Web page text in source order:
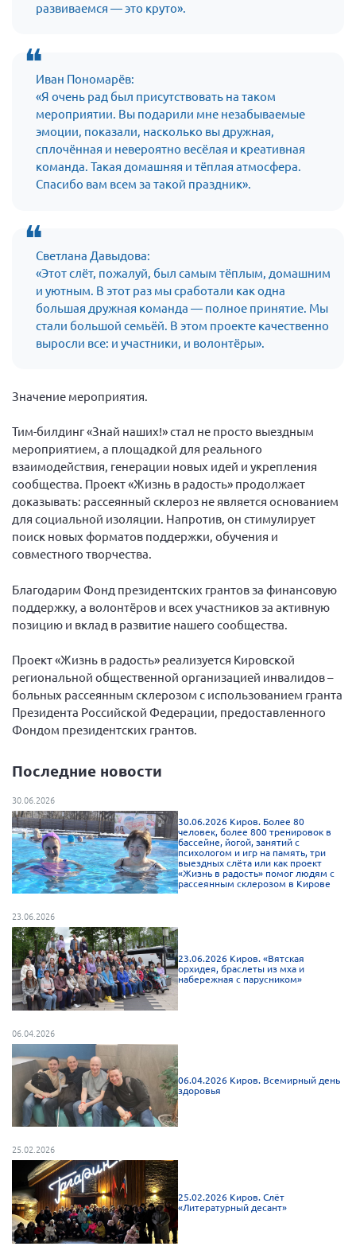
Мурманская область
Новосибирская область
Омская область
Оренбургская область
Пензенская область
Республика Башкортостан
Республика Калмыкия
Республика Хакасия
Ростовская область
г. Санкт-Петербург
Самарская область СОРС
Самарская область ПРИЗМА
Самарская область СГОРС
Свердловская область
Смоленская область
Ставропольский край
Сахалинская область
Тульская область
Ульяновская область
Челябинская область
Ярославская область
развиваемся — это круто».
Иван Пономарёв:
«Я очень рад был присутствовать на таком
мероприятии. Вы подарили мне незабываемые
эмоции, показали, насколько вы дружная,
сплочённая и невероятно весёлая и креативная
команда. Такая домашняя и тёплая атмосфера.
Спасибо вам всем за такой праздник».
Светлана Давыдова:
«Этот слёт, пожалуй, был самым тёплым, домашним
и уютным. В этот раз мы сработали как одна
большая дружная команда — полное принятие. Мы
стали большой семьёй. В этом проекте качественно
выросли все: и участники, и волонтёры».
Значение мероприятия.
Тим-билдинг «Знай наших!» стал не просто выездным
мероприятием, а площадкой для реального
взаимодействия, генерации новых идей и укрепления
сообщества. Проект «Жизнь в радость» продолжает
доказывать: рассеянный склероз не является основанием
для социальной изоляции. Напротив, он стимулирует
поиск новых форматов поддержки, обучения и
совместного творчества.
Благодарим Фонд президентских грантов за финансовую
поддержку, а волонтёров и всех участников за активную
позицию и вклад в развитие нашего сообщества.
Проект «Жизнь в радость» реализуется Кировской
региональной общественной организацией инвалидов –
больных рассеянным склерозом с использованием гранта
Президента Российской Федерации, предоставленного
Фондом президентских грантов.
Последние новости
30.06.2026
30.06.2026 Киров. Более 80
человек, более 800 тренировок в
бассейне, йогой, занятий с
психологом и игр на память, три
выездных слёта или как проект
«Жизнь в радость» помог людям с
рассеянным склерозом в Кирове
23.06.2026
23.06.2026 Киров. «Вятская
орхидея, браслеты из мха и
набережная с парусником»
06.04.2026
06.04.2026 Киров. Всемирный день
здоровья
25.02.2026
25.02.2026 Киров. Слёт
«Литературный десант»